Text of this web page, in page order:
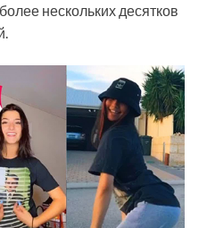
нескольких десятков